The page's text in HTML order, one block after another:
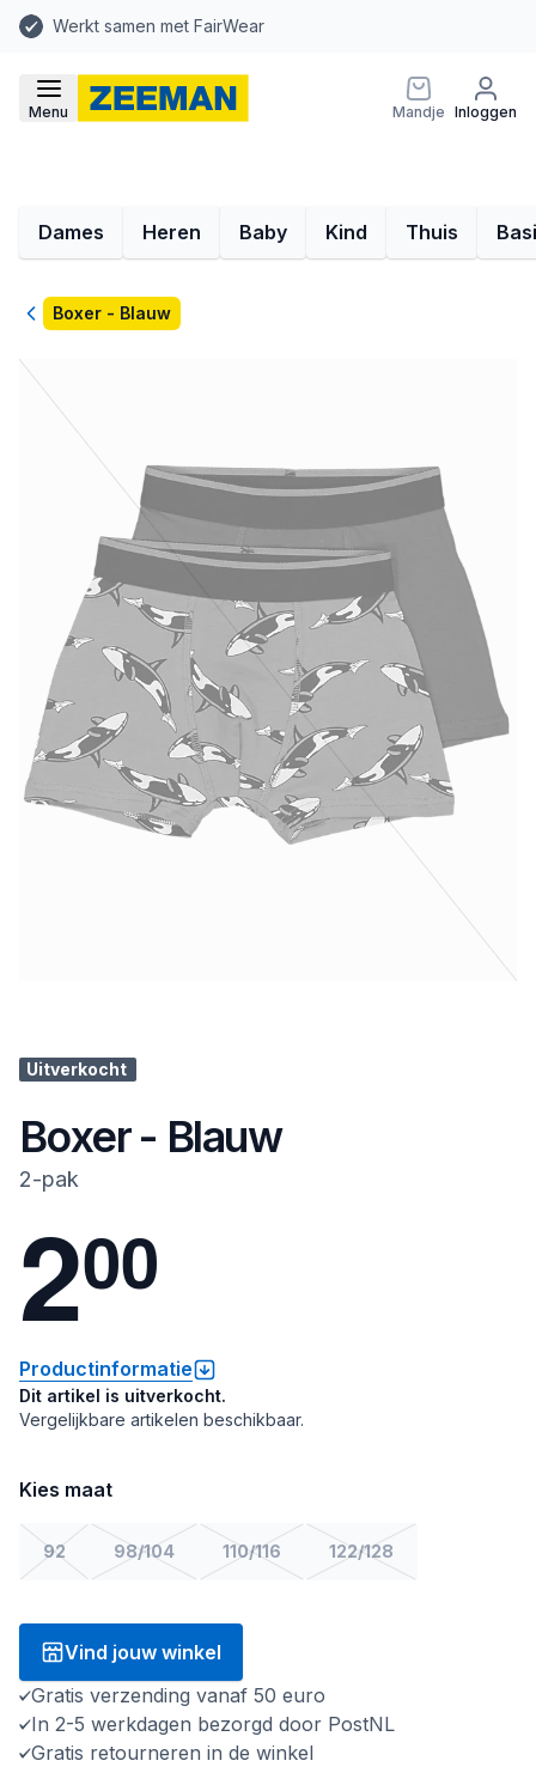
Werkt samen met FairWear
Menu Mandje Inloggen
Dames Heren Baby Kind Thuis
TerugBoxer - Blauw
Uitverkocht
Boxer - Blauw
2-pak
200
Productinformatie
Dit artikel is uitverkocht.
Vergelijkbare artikelen beschikbaar.
Kies maat
92 98/104 110/116 122/128
Vind jouw winkel
Gratis verzending vanaf 50 euro
In 2-5 werkdagen bezorgd door PostNL
Gratis retourneren in de winkel